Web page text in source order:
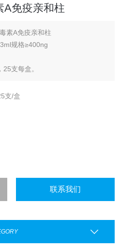
A免疫亲和柱
素A免疫亲和柱
规格≥400ng
支每盒。
支/盒
联系我们